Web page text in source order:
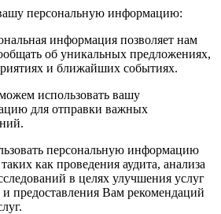
персональную информацию:
информация позволяет нам
об уникальных предложениях,
и ближайших событиях.
использовать вашу
для отправки важных
персональную информацию
как проведения аудита, анализа
в целях улучшения услуг
предоставления Вам рекомендаций